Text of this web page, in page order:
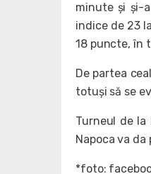
minute și și-
indice de 23
18 puncte, în
De partea
totuși să se
Turneul de
Napoca va
*foto: